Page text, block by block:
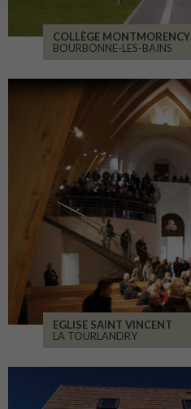
COLLÈGE MONTMORENCY
BOURBONNE-LES-BAINS
EGLISE SAINT VINCENT
LA TOURLANDRY